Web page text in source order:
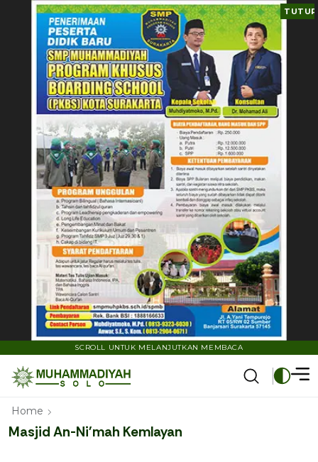
TUTUP
SCROLL UNTUK MELANJUTKAN MEMBACA
Home
Masjid An-Ni'mah Kemlayan